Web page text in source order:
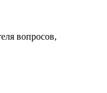
вопросов,